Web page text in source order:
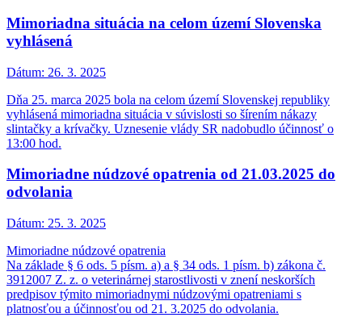
Mimoriadna situácia na celom území Slovenska
vyhlásená
Dátum: 26. 3. 2025
Dňa 25. marca 2025 bola na celom území Slovenskej republiky
vyhlásená mimoriadna situácia v súvislosti so šírením nákazy
slintačky a krívačky. Uznesenie vlády SR nadobudlo účinnosť o
13:00 hod.
Mimoriadne núdzové opatrenia od 21.03.2025 do
odvolania
Dátum: 25. 3. 2025
Mimoriadne núdzové opatrenia
Na základe § 6 ods. 5 písm. a) a § 34 ods. 1 písm. b) zákona č.
3912007 Z. z. o veterinárnej starostlivosti v znení neskorších
predpisov týmito mimoriadnymi núdzovými opatreniami s
platnosťou a účinnosťou od 21. 3.2025 do odvolania.